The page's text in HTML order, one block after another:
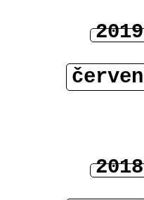
2019
červen
2018